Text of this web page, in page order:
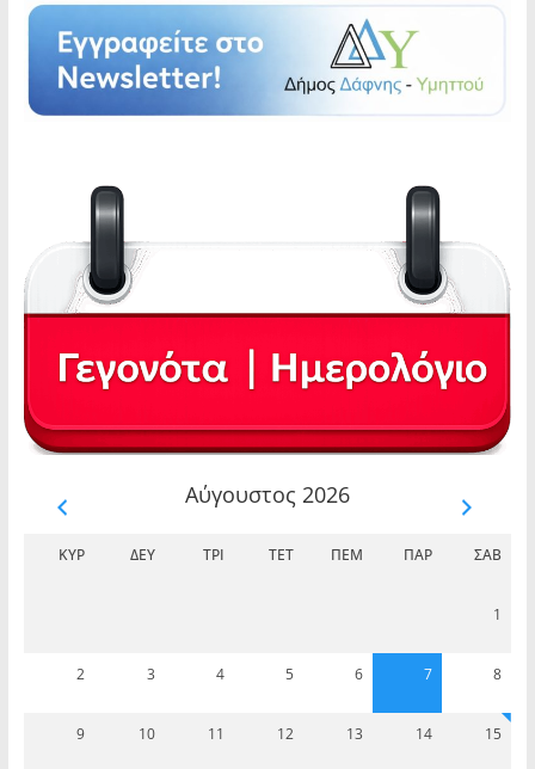
Αύγουστος 2026
ΚΥΡ ΔΕΥ ΤΡΊ ΤΕΤ ΠΈΜ ΠΑΡ ΣΆΒ
1
2 3 4 5 6 7 8
9 10 11 12 13 14 15